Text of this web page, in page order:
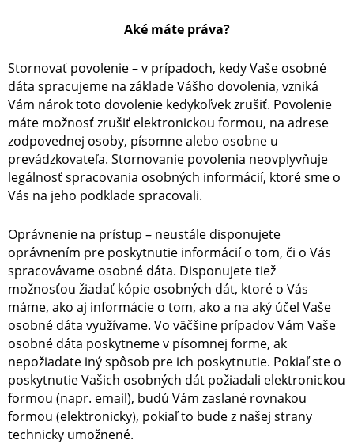
Aké máte práva?
Stornovať povolenie – v prípadoch, kedy Vaše osobné
dáta spracujeme na základe Vášho dovolenia, vzniká
Vám nárok toto dovolenie kedykoľvek zrušiť. Povolenie
máte možnosť zrušiť elektronickou formou, na adrese
zodpovednej osoby, písomne alebo osobne u
prevádzkovateľa. Stornovanie povolenia neovplyvňuje
legálnosť spracovania osobných informácií, ktoré sme o
Vás na jeho podklade spracovali.
Oprávnenie na prístup – neustále disponujete
oprávnením pre poskytnutie informácií o tom, či o Vás
spracovávame osobné dáta. Disponujete tiež
možnosťou žiadať kópie osobných dát, ktoré o Vás
máme, ako aj informácie o tom, ako a na aký účel Vaše
osobné dáta využívame. Vo väčšine prípadov Vám Vaše
osobné dáta poskytneme v písomnej forme, ak
nepožiadate iný spôsob pre ich poskytnutie. Pokiaľ ste o
poskytnutie Vašich osobných dát požiadali elektronickou
formou (napr. email), budú Vám zaslané rovnakou
formou (elektronicky), pokiaľ to bude z našej strany
technicky umožnené.